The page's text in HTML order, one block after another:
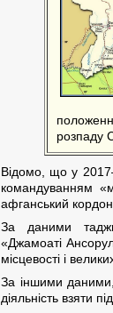
розпаду
Відомо, що у
командуванням
афганський
За даними
«Джамоаті
місцевості і
За іншими даними,
діяльність взяти